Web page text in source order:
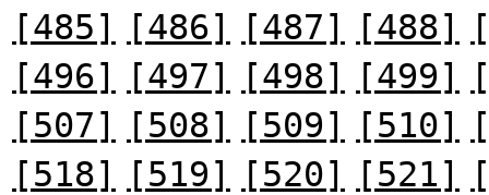
[485]
[486] [487] [488]
[496]
[497] [498] [499]
[507]
[508] [509] [510]
[518]
[519] [520] [521]